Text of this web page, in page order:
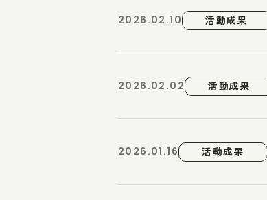
2026.02.10 活動成果
2026.02.02 活動成果
2026.01.16 活動成果